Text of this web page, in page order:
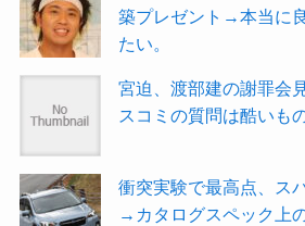
築プレゼント→本当に
たい。
宮迫、渡部建の謝罪会
スコミの質問は酷いも
衝突実験で最高点、ス
→カタログスペック上